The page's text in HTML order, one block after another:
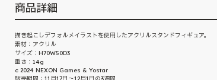
商品詳細
描き起こしデフォルメイラストを使用したアクリルスタンドフィギュア。
素材：アクリル
サイズ：H70W50D3
重さ：14g
c 2024 NEXON Games & Yostar